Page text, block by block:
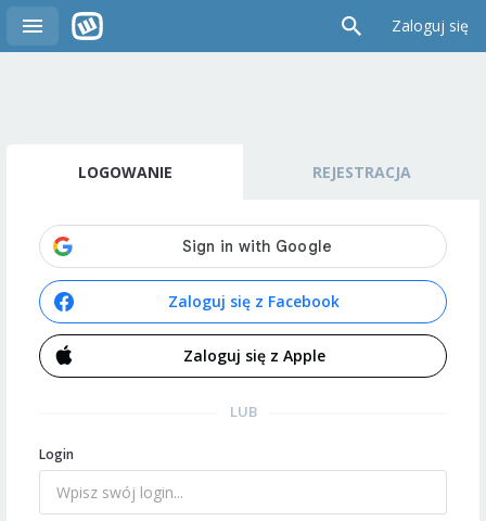
Zaloguj się
LOGOWANIE REJESTRACJA
Zaloguj się z Facebook
Zaloguj się z Apple
LUB
Login